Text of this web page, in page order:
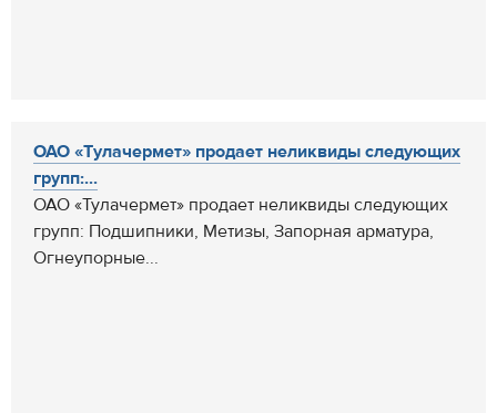
ОАО «Тулачермет» продает неликвиды следующих
групп:...
ОАО «Тулачермет» продает неликвиды следующих
групп: Подшипники, Метизы, Запорная арматура,
Огнеупорные...